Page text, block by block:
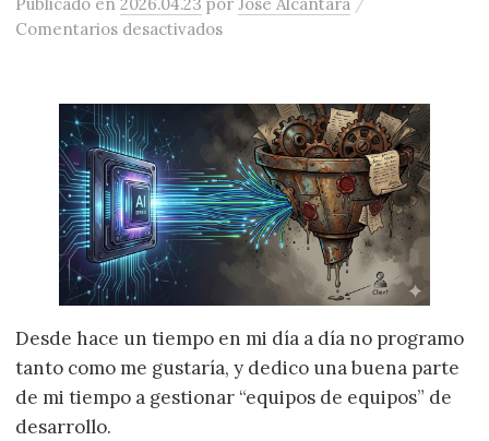
Comentarios desactivadosen «No estamos sacando partido
Desde hace un tiempo en mi día a día no programo
tanto como me gustaría, y dedico una buena parte
de mi tiempo a gestionar “equipos de equipos” de
desarrollo.